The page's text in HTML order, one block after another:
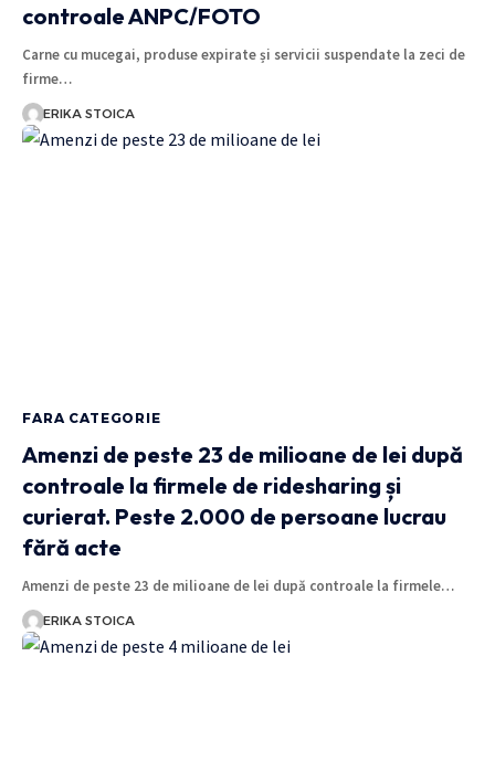
controale ANPC/FOTO
Carne cu mucegai, produse expirate și servicii suspendate la zeci de
firme…
ERIKA STOICA
FARA CATEGORIE
Amenzi de peste 23 de milioane de lei după
controale la firmele de ridesharing și
curierat. Peste 2.000 de persoane lucrau
fără acte
Amenzi de peste 23 de milioane de lei după controale la firmele…
ERIKA STOICA